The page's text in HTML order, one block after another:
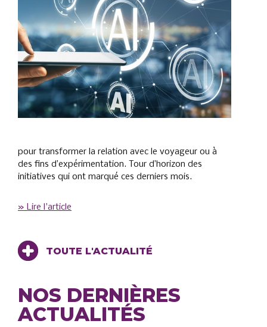
pour transformer la relation avec le voyageur ou à
des fins d’expérimentation. Tour d’horizon des
initiatives qui ont marqué ces derniers mois.
» Lire l'article
TOUTE L'ACTUALITÉ
NOS DERNIÈRES
ACTUALITÉS